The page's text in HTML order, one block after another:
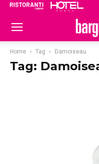
Home Tag Damoiseau
Tag: